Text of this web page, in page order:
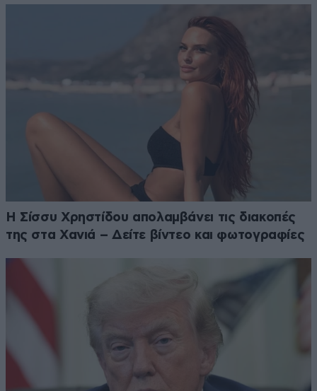
Η Σίσσυ Χρηστίδου απολαμβάνει τις διακοπές
της στα Χανιά – Δείτε βίντεο και φωτογραφίες